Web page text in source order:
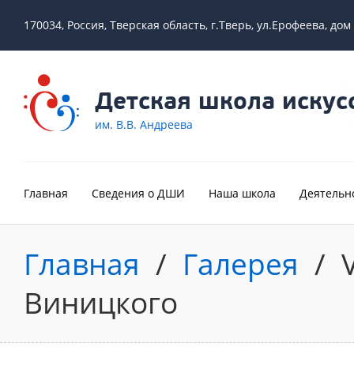
170034, Россия, Тверская область, г.Тверь, ул.Ерофеева,
Детская школа
им. В.В. Андреева
Главная Сведения о ДШИ Наша школа
Главная / Галерея /
Виницкого